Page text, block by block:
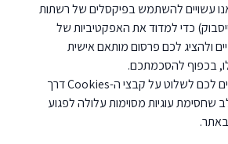
עשויים להשתמש בפיקסלים של רשתות
כדי למדוד את האפקטיביות של
ולהציג לכם פרסום מותאם אישית
בכפוף להסכמתכם.
רוב הדפדפנים מאפשרים לכם לשלוט על קבצי ה-Cookies דרך
שחסימת עוגיות מסוימות עלולה לפגוע